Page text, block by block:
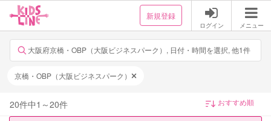
新規登録
ログイン メニュー
大阪府京橋・OBP（大阪ビジネスパーク）, 日付・時間を選択, 他1件
京橋・OBP（大阪ビジネスパーク）
20件中1 ～20件